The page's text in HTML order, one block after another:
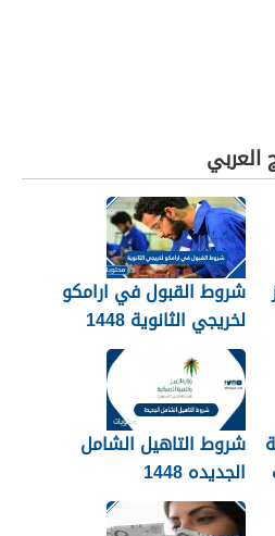
شروط القبول في ارامكو
لخريجي الثانوية 1448
شروط التاهيل الشامل
الجديده 1448